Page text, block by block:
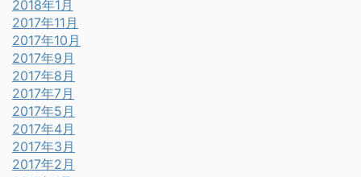
2018年1月
2017年11月
2017年10月
2017年9月
2017年8月
2017年7月
2017年5月
2017年4月
2017年3月
2017年2月